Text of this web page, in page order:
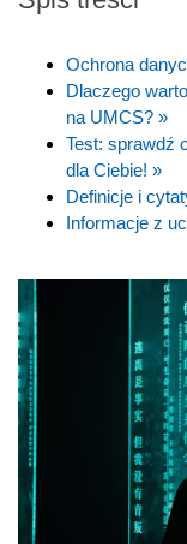
Ochrona
Dlaczego
na UMCS? »
Test: sprawdź
dla Ciebie! »
Definicje i
Informacje z